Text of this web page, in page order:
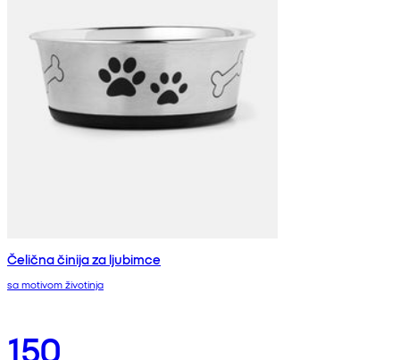
Čelična činija za ljubimce
sa motivom životinja
150